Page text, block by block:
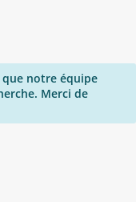
notre équipe
Merci de